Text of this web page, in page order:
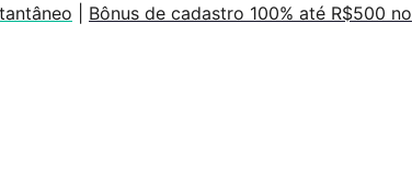
Bônus de cadastro 100% até R$500 no